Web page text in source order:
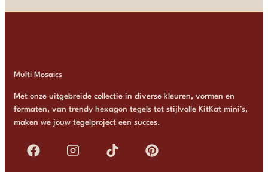
Multi Mosaics
Met onze uitgebreide collectie in diverse kleuren, vormen en
formaten, van trendy hexagon tegels tot stijlvolle KitKat mini’s,
maken we jouw tegelproject een succes.